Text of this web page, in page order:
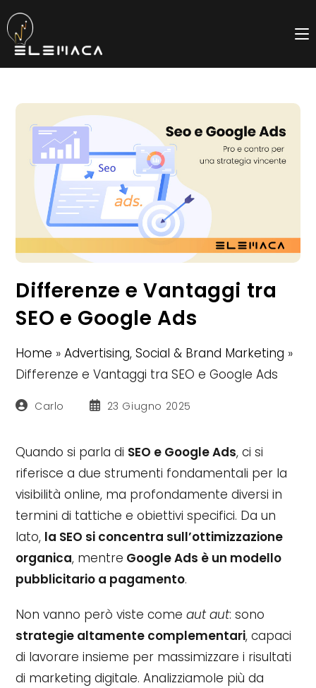
al
contenuto
Differenze e Vantaggi tra
SEO e Google Ads
Home »Advertising, Social & Brand Marketing »
Differenze e Vantaggi tra SEO e Google Ads
Autore
Carlo
Articolo
23 Giugno 2025
Quando si parla di SEO e Google Ads, ci si
riferisce a due strumenti fondamentali per la
visibilità online, ma profondamente diversi in
termini di tattiche e obiettivi specifici. Da un
lato, la SEO si concentra sull’ottimizzazione
organica, mentre Google Ads è un modello
pubblicitario a pagamento.
Non vanno però viste comeaut aut: sono
strategie altamente complementari, capaci
di lavorare insieme per massimizzare i risultati
di marketing digitale. Analizziamole più da